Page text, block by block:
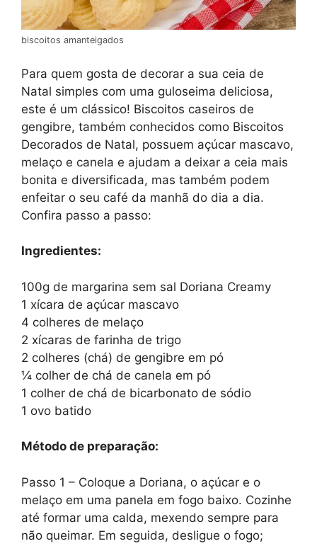
biscoitos amanteigados
Para quem gosta de decorar a sua ceia de
Natal simples com uma guloseima deliciosa,
este é um clássico! Biscoitos caseiros de
gengibre, também conhecidos como Biscoitos
Decorados de Natal, possuem açúcar mascavo,
melaço e canela e ajudam a deixar a ceia mais
bonita e diversificada, mas também podem
enfeitar o seu café da manhã do dia a dia.
Confira passo a passo:
Ingredientes:
100g de margarina sem sal Doriana Creamy
1 xícara de açúcar mascavo
4 colheres de melaço
2 xícaras de farinha de trigo
2 colheres (chá) de gengibre em pó
¼ colher de chá de canela em pó
1 colher de chá de bicarbonato de sódio
1 ovo batido
Método de preparação:
Passo 1 – Coloque a Doriana, o açúcar e o
melaço em uma panela em fogo baixo. Cozinhe
até formar uma calda, mexendo sempre para
não queimar. Em seguida, desligue o fogo;